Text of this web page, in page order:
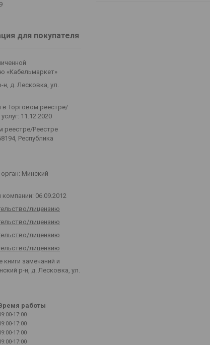
для покупателя
«Кабельмаркет»
н, д. Лесковка, ул.
в Торговом реестре/
11.12.2020
реестре/Реестре
Республика
Минский
компании: 06.09.2012
лицензию
лицензию
лицензию
лицензию
замечаний и
р-н, д. Лесковка, ул.
работы
17:00
17:00
17:00
17:00